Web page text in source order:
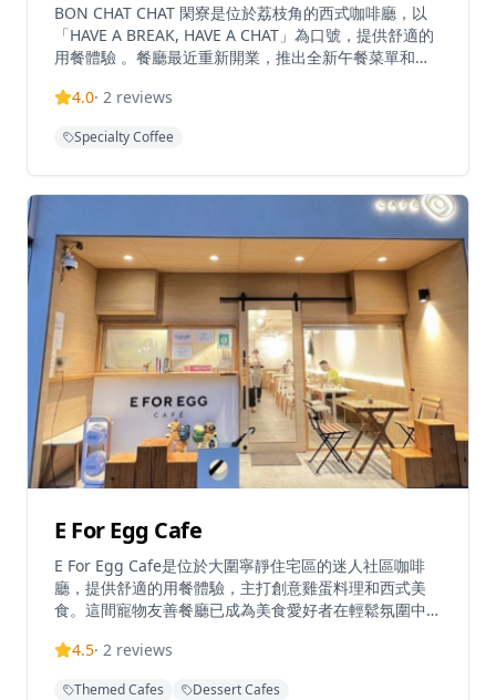
BON CHAT CHAT 閑寮是位於荔枝角的西式咖啡廳，以
「HAVE A BREAK, HAVE A CHAT」為口號，提供舒適的
用餐體驗 。餐廳最近重新開業，推出全新午餐菜單和平
招牌菜「早餐一格格」和「花前月下」聞名，這間餐廳是
Premier Centre內，已成為美食愛好者在輕鬆氛圍中享
4.0· 2 reviews
Specialty Coffee
E For Egg Cafe
E For Egg Cafe是位於大圍寧靜住宅區的迷人社區咖啡
廳，提供舒適的用餐體驗，主打創意雞蛋料理和西式美
食。這間寵物友善餐廳已成為美食愛好者在輕鬆氛圍中享
金沙軟殼蟹三文魚籽海鮮等特色菜品和各式雞蛋料理。位
4.5· 2 reviews
Themed Cafes Dessert Cafes